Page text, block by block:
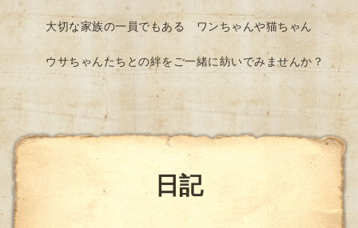
大切な家族の一員でもある ワンちゃんや猫ちゃん
ウサちゃんたちとの絆をご一緒に紡いでみませんか？
日記